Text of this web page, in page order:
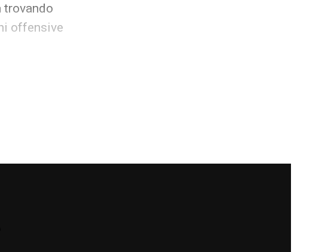
trovando
offensive
in
al